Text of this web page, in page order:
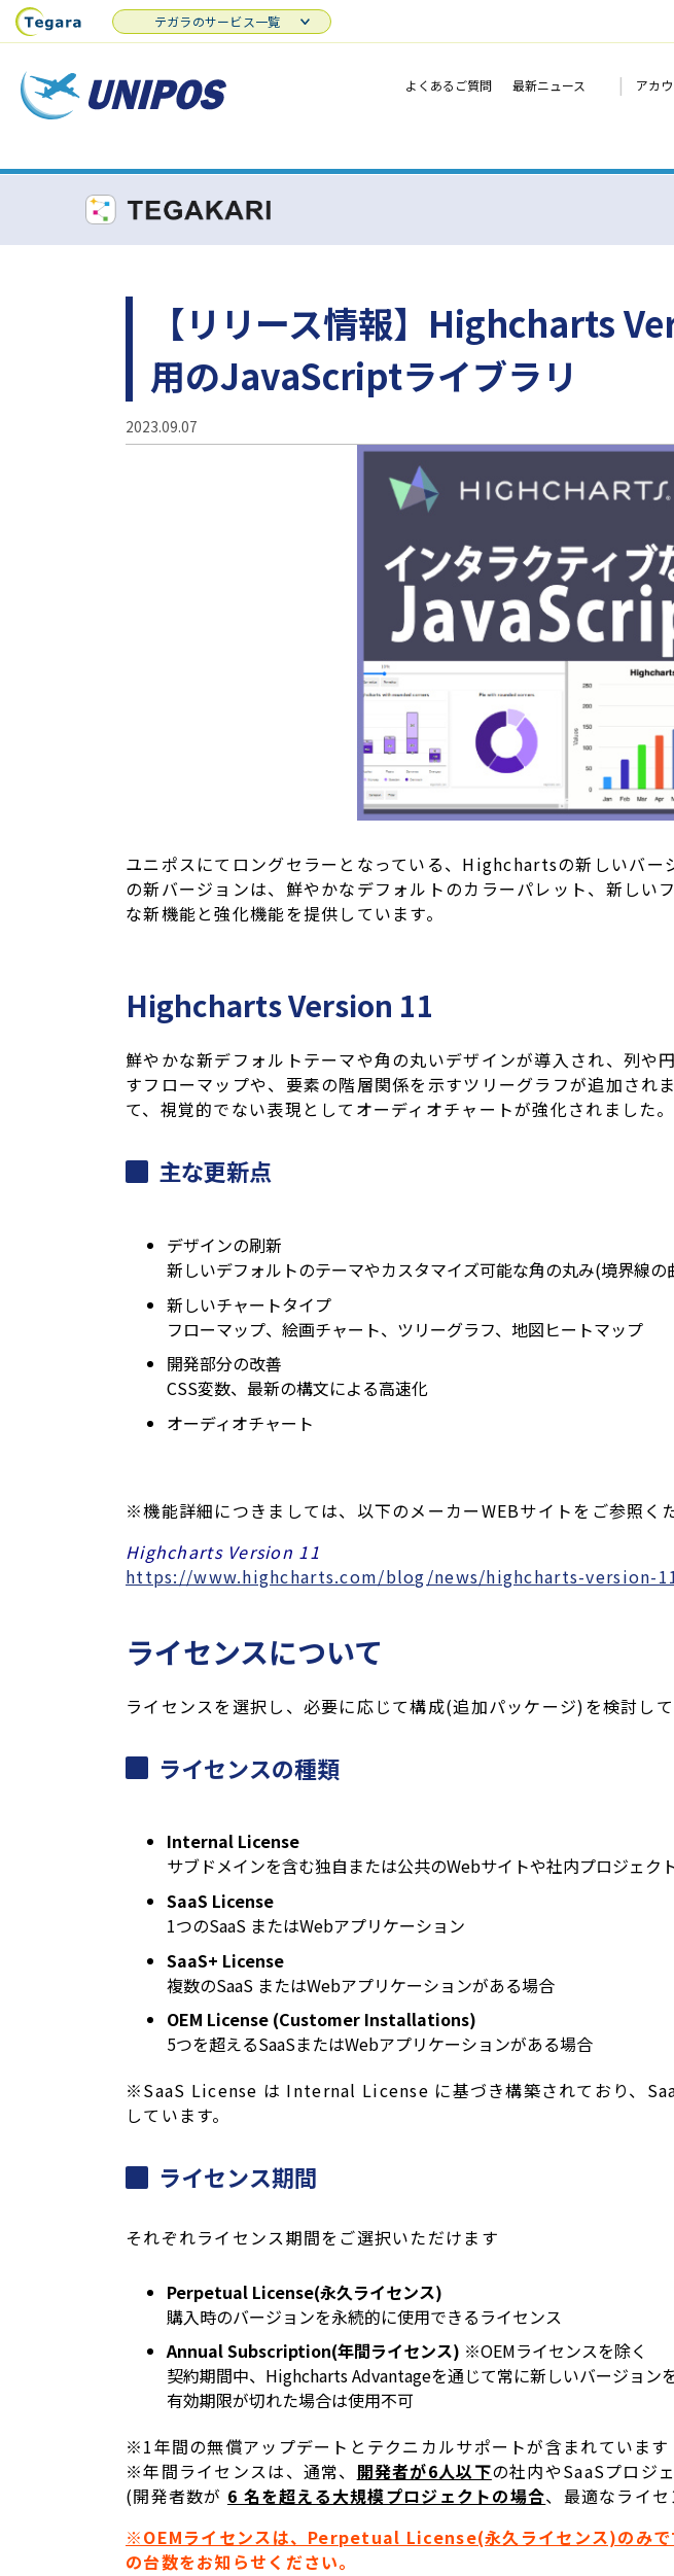
よくあるご質問 最新ニュース | アカ
テガラのサービス一覧
【リリース情報】Highcharts
用のJavaScriptライブラリ
2023.09.07
ユニポスにてロングセラーとなっている、Highchartsの新しいバ
の新バージョンは、鮮やかなデフォルトのカラーパレット、新しい
な新機能と強化機能を提供しています。
Highcharts Version 11
鮮やかな新デフォルトテーマや角の丸いデザインが導入され、列
すフローマップや、要素の階層関係を示すツリーグラフが追加さ
て、視覚的でない表現としてオーディオチャートが強化されました。
主な更新点
デザインの刷新
新しいデフォルトのテーマやカスタマイズ可能な角の丸み(境界線の
新しいチャートタイプ
フローマップ、絵画チャート、ツリーグラフ、地図ヒートマップ
開発部分の改善
CSS変数、最新の構文による高速化
オーディオチャート
※機能詳細につきましては、以下のメーカーWEBサイトをご参照く
Highcharts Version 11
https://www.highcharts.com/blog/news/highcharts-version-
ライセンスについて
ライセンスを選択し、必要に応じて構成(追加パッケージ)を検討して
ライセンスの種類
Internal License
サブドメインを含む独自または公共のWebサイトや社内プロジェク
SaaS License
1つのSaaS またはWebアプリケーション
SaaS+ License
複数のSaaS またはWebアプリケーションがある場合
OEM License (Customer Installations)
5つを超えるSaaSまたはWebアプリケーションがある場合
※SaaS License は Internal License に基づき構築されており、
しています。
ライセンス期間
それぞれライセンス期間をご選択いただけます
Perpetual License(永久ライセンス)
購入時のバージョンを永続的に使用できるライセンス
Annual Subscription(年間ライセンス) ※OEMライセンスを除く
契約期間中、Highcharts Advantageを通じて常に新しいバージョン
有効期限が切れた場合は使用不可
※1年間の無償アップデートとテクニカルサポートが含まれています
※年間ライセンスは、通常、 開発者が6人以下の社内やSaaSプロジ
(開発者数が 6 名を超える大規模プロジェクトの場合、最適なライ
※OEMライセンスは、Perpetual License(永久ライセンス)のみで
の台数をお知らせください。